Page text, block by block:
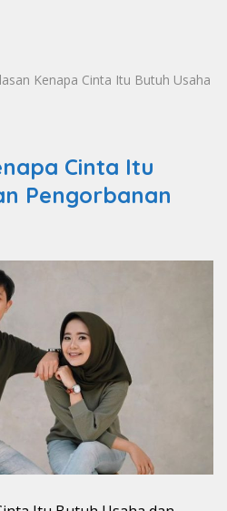
Kenapa Cinta Itu Butuh Usaha
Cinta Itu
Pengorbanan